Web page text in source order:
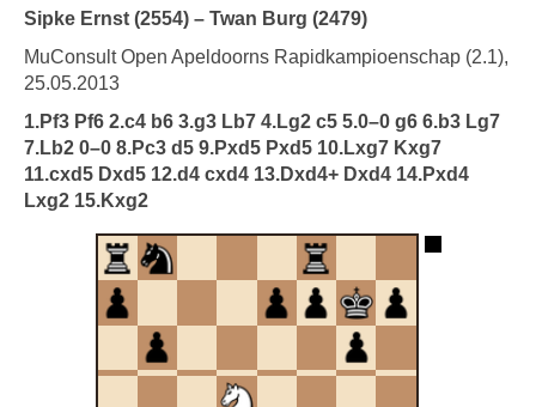
Sipke Ernst (2554) – Twan Burg (2479)
MuConsult Open Apeldoorns Rapidkampioenschap (2.1),
25.05.2013
1.Pf3 Pf6 2.c4 b6 3.g3 Lb7 4.Lg2 c5 5.0–0 g6 6.b3 Lg7
7.Lb2 0–0 8.Pc3 d5 9.Pxd5 Pxd5 10.Lxg7 Kxg7
11.cxd5 Dxd5 12.d4 cxd4 13.Dxd4+ Dxd4 14.Pxd4
Lxg2 15.Kxg2